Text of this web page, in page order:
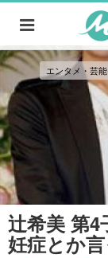
エンタメ・芸
辻希美 第
妊症とか